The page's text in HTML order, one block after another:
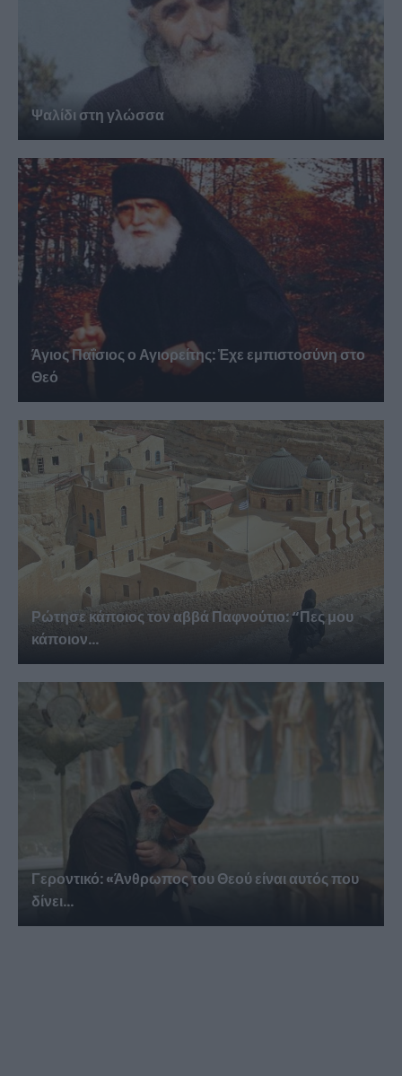
Ψαλίδι στη γλώσσα
Άγιος Παΐσιος ο Αγιορείτης: Ἐχε εμπιστοσύνη στο
Θεό
Ρώτησε κάποιος τον αββά Παφνούτιο: “Πες μου
κάποιον...
Γεροντικό: «Άνθρωπος του Θεού είναι αυτός που
δίνει...